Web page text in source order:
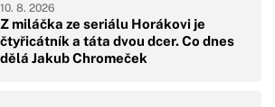
Z miláčka ze seriálu Horákovi je
čtyřicátník a táta dvou dcer. Co dnes
dělá Jakub Chromeček
10. 8. 2026